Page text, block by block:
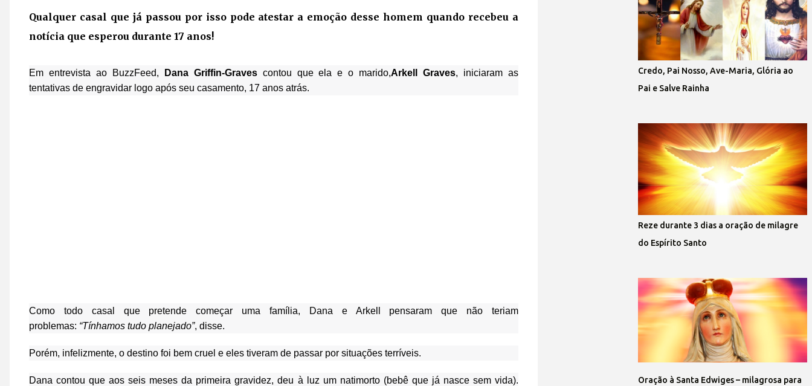
Qualquer casal que já passou por isso pode atestar a emoção desse homem quando recebeu a
notícia que esperou durante 17 anos!
Em entrevista ao BuzzFeed, Dana Griffin-Gravescontou que ela e o marido,Arkell Graves, iniciaram as
tentativas de engravidar logo após seu casamento, 17 anos atrás.
Como todo casal que pretende começar uma família, Dana e Arkell pensaram que não teriam
problemas: “Tínhamos tudo planejado”, disse.
Porém, infelizmente, o destino foi bem cruel e eles tiveram de passar por situações terríveis.
Dana contou que aos seis meses da primeira gravidez, deu à luz um natimorto (bebê que já nasce sem vida).
Credo, Pai Nosso, Ave-Maria, Glória ao
Pai e Salve Rainha
Reze durante 3 dias a oração de milagre
do Espírito Santo
Oração à Santa Edwiges – milagrosa para